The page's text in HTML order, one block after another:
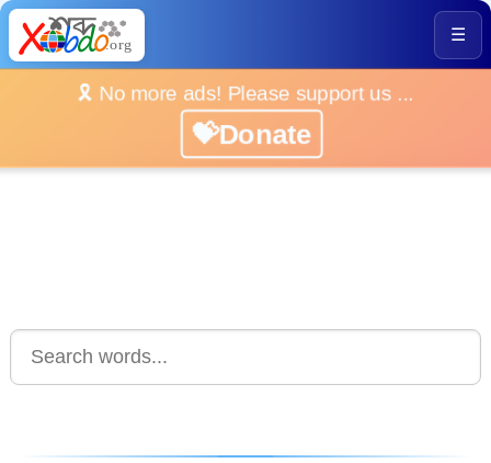
☰
🎗️ No more ads! Please support us ...
💝Donate